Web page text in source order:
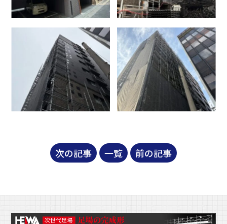
次の記事 一覧 前の記事